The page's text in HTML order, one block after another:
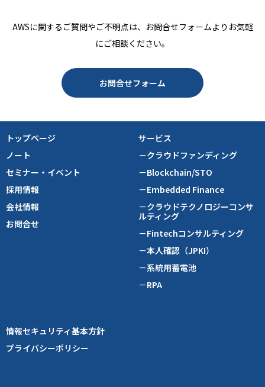
AWSに関するご質問やご不明点は、お問合せフォームよりお気軽
にご相談ください。
お問合せフォーム
トップページ
ノート
セミナー・イベント
採用情報
会社情報
お問合せ
サービス
－クラウドファンディング
－Blockchain/STO
－Embedded Finance
－クラウドテクノロジーコンサ
ルティング
－Fintechコンサルティング
－本人確認（JPKI）
－系統用蓄電池
－RPA
情報セキュリティ基本方針
プライバシーポリシー